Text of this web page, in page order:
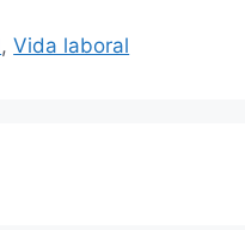
,Vida laboral